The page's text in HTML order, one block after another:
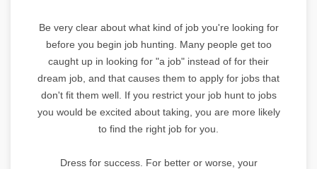
Be very clear about what kind of job you're looking for
before you begin job hunting. Many people get too
caught up in looking for "a job" instead of for their
dream job, and that causes them to apply for jobs that
don't fit them well. If you restrict your job hunt to jobs
you would be excited about taking, you are more likely
to find the right job for you.
Dress for success. For better or worse, your